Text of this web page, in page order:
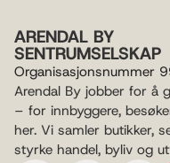
ARENDAL BY
SENTRUMSELSKAP
Organisasjonsnummer
Arendal By jobber for å
– for innbyggere,
her. Vi samler butikker,
styrke handel, byliv og